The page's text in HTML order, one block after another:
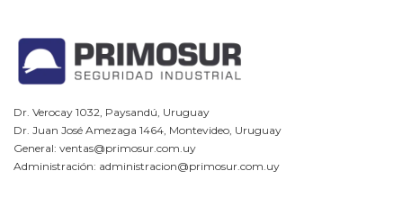
Dr. Verocay 1032, Paysandú, Uruguay
Dr. Juan José Amezaga 1464, Montevideo, Uruguay
General: ventas@primosur.com.uy
Administración: administracion@primosur.com.uy